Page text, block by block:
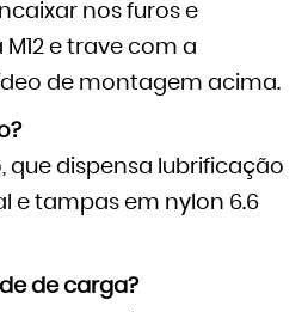
nos furos e
e trave com a
de montagem acima.
que dispensa lubrificação
e tampas em nylon 6.6
de carga?